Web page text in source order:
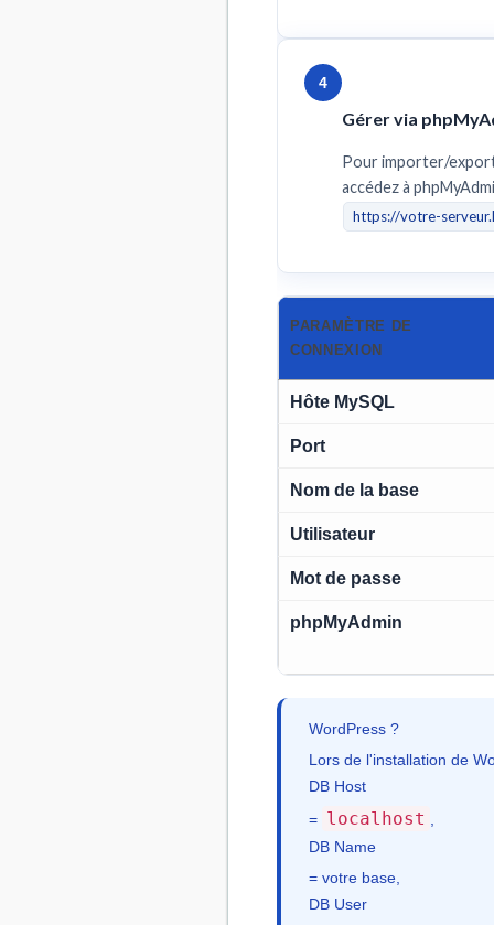
4
Gérer via
Pour importer/
accédez à
https://votre-
PARAMÈTRE DE
CONNEXION
Hôte MySQL
Port
Nom de la base
Utilisateur
Mot de passe
phpMyAdmin
WordPress ?
Lors de l'installation de
DB Host
= localhost
DB Name
= votre base,
DB User